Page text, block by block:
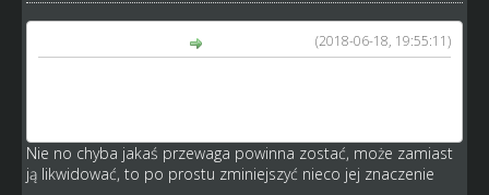
(2018-06-18, 19:55:11)
Nie no chyba jakaś przewaga powinna zostać, może zamiast
ją likwidować, to po prostu zminiejszyć nieco jej znaczenie